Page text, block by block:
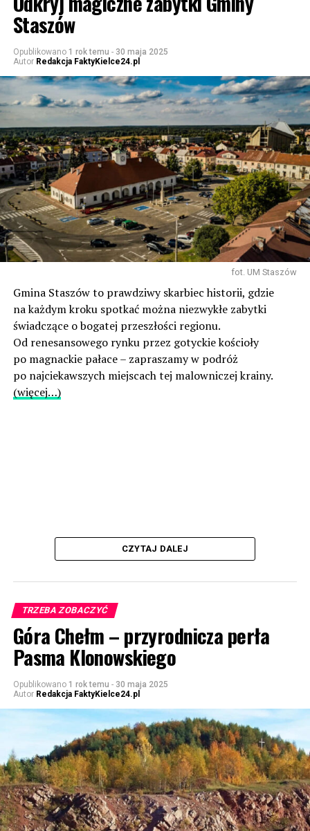
Staszów
Opublikowano 1 rok temu - 30 maja 2025
Autor Redakcja FaktyKielce24.pl
fot. UM Staszów
Gmina Staszów to prawdziwy skarbiec historii, gdzie
na każdym kroku spotkać można niezwykłe zabytki
świadczące o bogatej przeszłości regionu.
Od renesansowego rynku przez gotyckie kościoły
po magnackie pałace – zapraszamy w podróż
po najciekawszych miejscach tej malowniczej krainy.
(więcej…)
CZYTAJ DALEJ
TRZEBA ZOBACZYĆ
Góra Chełm – przyrodnicza perła
Pasma Klonowskiego
Opublikowano 1 rok temu - 30 maja 2025
Autor Redakcja FaktyKielce24.pl